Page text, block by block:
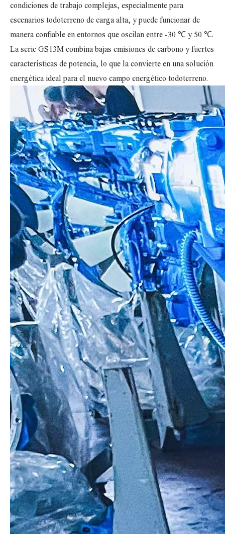
condiciones de trabajo complejas, especialmente para
escenarios todoterreno de carga alta, y puede funcionar de
manera confiable en entornos que oscilan entre -30 ℃ y 50 ℃.
La serie GS13M combina bajas emisiones de carbono y fuertes
características de potencia, lo que la convierte en una solución
energética ideal para el nuevo campo energético todoterreno.